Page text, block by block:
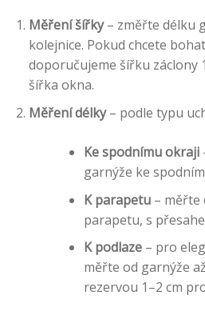
Měření šířky– změřte délku
kolejnice. Pokud chcete
doporučujeme šířku záclony
šířka okna.
Měření délky– podle typu
Ke spodnímu okraji
garnýže ke
K parapetu– měřte
parapetu, s
K podlaze– pro
měřte od garnýže
rezervou 1–2 cm